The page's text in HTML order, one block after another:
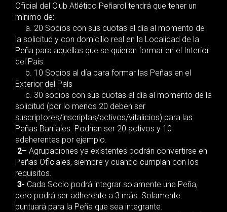
Oficial del Club Atlético Peñarol tendrá que tener un
mínimo de:
a. 20 Socios con sus cuotas al día al momento de
la solicitud y con domicilio real en la Localidad de la
Peña para aquellas que se quieran formar en el Interior
del País.
b. 10 Socios al día para formar las Peñas en el
Exterior del País
c. 30 socios con sus cuotas al día al momento de la
solicitud (por lo menos 20 deben ser
suscriptores/inscriptas/activos/vitalicios) para las
Peñas Barriales. Podrían ser 20 activos y 10
adeherentes por ejemplo.
2– Agrupaciones ya existentes podrán convertirse en
Peñas Oficiales, siempre y cuando cumplan con los
requisitos.
3- Cada Socio podrá integrar solamente una Peña,
pero podrá ser adherente a 3 más. Solamente
puntuará para la Peña que sea integrante.